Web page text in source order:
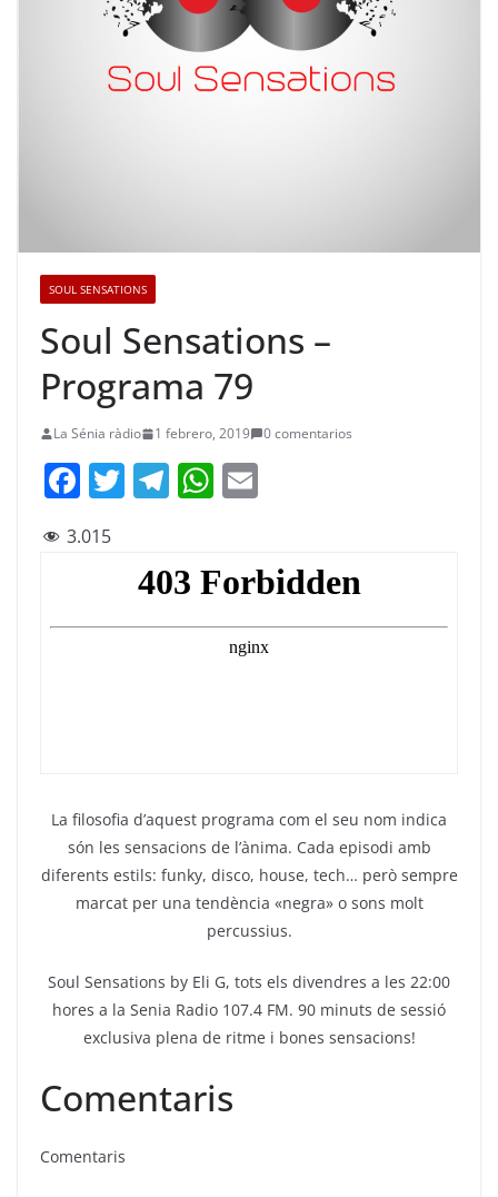
SOUL SENSATIONS
Soul Sensations –
Programa 79
La Sénia ràdio 1 febrero, 2019 0 comentarios
F
c
b
T
er
T
gr
a
W
s
A
p
l
3.015
La filosofia d’aquest programa com el seu nom indica
són les sensacions de l’ànima. Cada episodi amb
diferents estils: funky, disco, house, tech… però sempre
marcat per una tendència «negra» o sons molt
percussius.
Soul Sensations by Eli G, tots els divendres a les 22:00
hores a la Senia Radio 107.4 FM. 90 minuts de sessió
exclusiva plena de ritme i bones sensacions!
Comentaris
Comentaris